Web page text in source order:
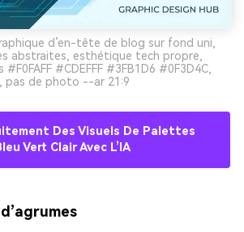
d’en-tête de blog sur fond uni,
abstraites, esthétique tech propre,
#CDEFFF #3FB1D6 #0F3D4C,
pas de photo --ar 21:9
Des Visuels De Palettes
Vert Clair Avec L’IA